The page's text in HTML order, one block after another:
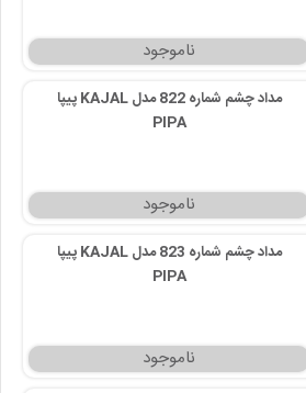
مداد چشم شماره 822 مدل KAJAL پیپا
PIPA
مداد چشم شماره 823 مدل KAJAL پیپا
PIPA